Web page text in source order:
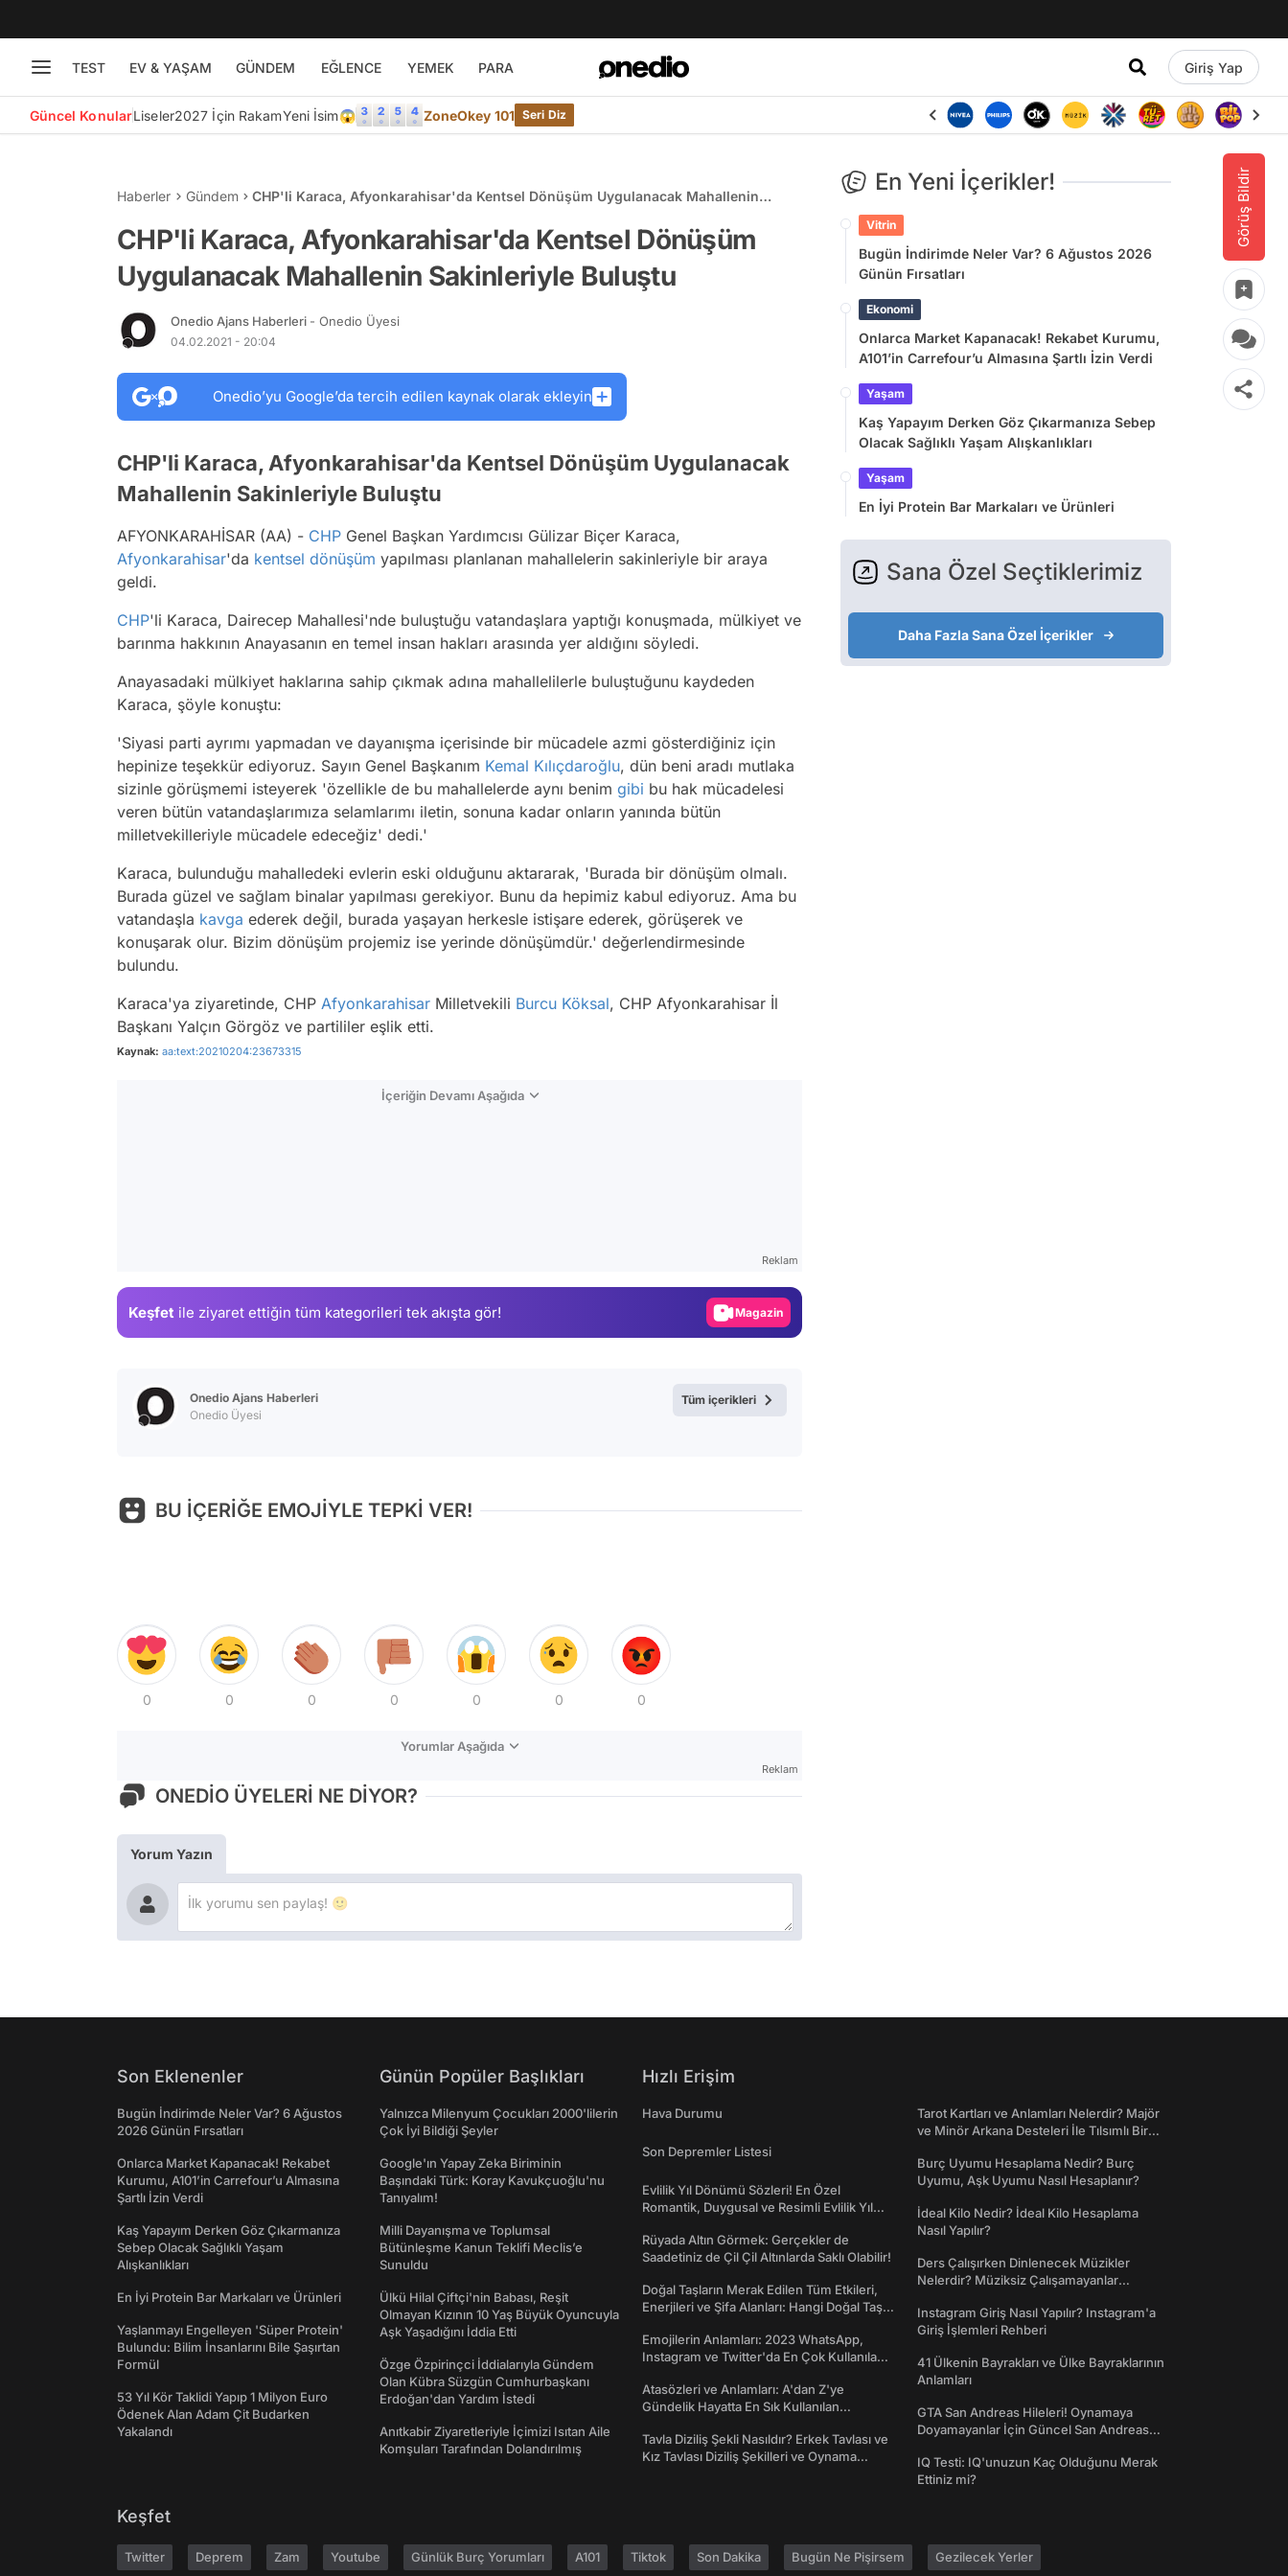
TEST EV & YAŞAM GÜNDEM EĞLENCE YEMEK PARA Giriş Yap
Güncel KonularLiseler2027 İçin RakamYeni İsim😱 ZoneOkey 101 Seri Diz
Görüş Bildir
Haberler Gündem
CHP'li Karaca, Afyonkarahisar'da Kentsel Dönüşüm Uygulanacak Mahallenin
CHP'li Karaca, Afyonkarahisar'da Kentsel Dönüşüm
Uygulanacak Mahallenin Sakinleriyle Buluştu
Onedio Ajans Haberleri - Onedio Üyesi
04.02.2021 - 20:04
Onedio’yu Google’da tercih edilen kaynak olarak ekleyin
CHP'li Karaca, Afyonkarahisar'da Kentsel Dönüşüm Uygulanacak
Mahallenin Sakinleriyle Buluştu
AFYONKARAHİSAR (AA) - CHP Genel Başkan Yardımcısı Gülizar Biçer Karaca,
Afyonkarahisar'da kentsel dönüşüm yapılması planlanan mahallelerin sakinleriyle bir araya
geldi.
CHP'li Karaca, Dairecep Mahallesi'nde buluştuğu vatandaşlara yaptığı konuşmada, mülkiyet ve
barınma hakkının Anayasanın en temel insan hakları arasında yer aldığını söyledi.
Anayasadaki mülkiyet haklarına sahip çıkmak adına mahallelilerle buluştuğunu kaydeden
Karaca, şöyle konuştu:
'Siyasi parti ayrımı yapmadan ve dayanışma içerisinde bir mücadele azmi gösterdiğiniz için
hepinize teşekkür ediyoruz. Sayın Genel Başkanım Kemal Kılıçdaroğlu, dün beni aradı mutlaka
sizinle görüşmemi isteyerek 'özellikle de bu mahallelerde aynı benim gibi bu hak mücadelesi
veren bütün vatandaşlarımıza selamlarımı iletin, sonuna kadar onların yanında bütün
milletvekilleriyle mücadele edeceğiz' dedi.'
Karaca, bulunduğu mahalledeki evlerin eski olduğunu aktararak, 'Burada bir dönüşüm olmalı.
Burada güzel ve sağlam binalar yapılması gerekiyor. Bunu da hepimiz kabul ediyoruz. Ama bu
vatandaşla kavga ederek değil, burada yaşayan herkesle istişare ederek, görüşerek ve
konuşarak olur. Bizim dönüşüm projemiz ise yerinde dönüşümdür.' değerlendirmesinde
bulundu.
Karaca'ya ziyaretinde, CHP Afyonkarahisar Milletvekili Burcu Köksal, CHP Afyonkarahisar İl
Başkanı Yalçın Görgöz ve partililer eşlik etti.
Kaynak: aa:text:20210204:23673315
İçeriğin Devamı Aşağıda
Reklam
Keşfet ile ziyaret ettiğin tüm kategorileri tek akışta gör! Magazin
Onedio Ajans Haberleri
Onedio Üyesi
Tüm içerikleri
BU İÇERİĞE EMOJİYLE TEPKİ VER!
0 0 0 0 0 0 0
Yorumlar Aşağıda
Reklam
ONEDİO ÜYELERİ NE DİYOR?
Yorum Yazın
En Yeni İçerikler!
Vitrin
Bugün İndirimde Neler Var? 6 Ağustos 2026
Günün Fırsatları
Ekonomi
Onlarca Market Kapanacak! Rekabet Kurumu,
A101’in Carrefour’u Almasına Şartlı İzin Verdi
Yaşam
Kaş Yapayım Derken Göz Çıkarmanıza Sebep
Olacak Sağlıklı Yaşam Alışkanlıkları
Yaşam
En İyi Protein Bar Markaları ve Ürünleri
Sana Özel Seçtiklerimiz
Daha Fazla Sana Özel İçerikler
Son Eklenenler
Bugün İndirimde Neler Var? 6 Ağustos
2026 Günün Fırsatları
Onlarca Market Kapanacak! Rekabet
Kurumu, A101’in Carrefour’u Almasına
Şartlı İzin Verdi
Kaş Yapayım Derken Göz Çıkarmanıza
Sebep Olacak Sağlıklı Yaşam
Alışkanlıkları
En İyi Protein Bar Markaları ve Ürünleri
Yaşlanmayı Engelleyen 'Süper Protein'
Bulundu: Bilim İnsanlarını Bile Şaşırtan
Formül
53 Yıl Kör Taklidi Yapıp 1 Milyon Euro
Ödenek Alan Adam Çit Budarken
Yakalandı
Günün Popüler Başlıkları
Yalnızca Milenyum Çocukları 2000'lilerin
Çok İyi Bildiği Şeyler
Google'ın Yapay Zeka Biriminin
Başındaki Türk: Koray Kavukçuoğlu'nu
Tanıyalım!
Milli Dayanışma ve Toplumsal
Bütünleşme Kanun Teklifi Meclis’e
Sunuldu
Ülkü Hilal Çiftçi'nin Babası, Reşit
Olmayan Kızının 10 Yaş Büyük Oyuncuyla
Aşk Yaşadığını İddia Etti
Özge Özpirinçci İddialarıyla Gündem
Olan Kübra Süzgün Cumhurbaşkanı
Erdoğan'dan Yardım İstedi
Anıtkabir Ziyaretleriyle İçimizi Isıtan Aile
Komşuları Tarafından Dolandırılmış
Hızlı Erişim
Hava Durumu
Son Depremler Listesi
Evlilik Yıl Dönümü Sözleri! En Özel
Romantik, Duygusal ve Resimli Evlilik Yıl
Rüyada Altın Görmek: Gerçekler de
Saadetiniz de Çil Çil Altınlarda Saklı Olabilir!
Doğal Taşların Merak Edilen Tüm Etkileri,
Enerjileri ve Şifa Alanları: Hangi Doğal Taş
Emojilerin Anlamları: 2023 WhatsApp,
Instagram ve Twitter'da En Çok Kullanılan
Atasözleri ve Anlamları: A'dan Z'ye
Gündelik Hayatta En Sık Kullanılan
Tavla Diziliş Şekli Nasıldır? Erkek Tavlası ve
Kız Tavlası Diziliş Şekilleri ve Oynama
Tarot Kartları ve Anlamları Nelerdir? Majör
ve Minör Arkana Desteleri İle Tılsımlı Bir
Burç Uyumu Hesaplama Nedir? Burç
Uyumu, Aşk Uyumu Nasıl Hesaplanır?
İdeal Kilo Nedir? İdeal Kilo Hesaplama
Nasıl Yapılır?
Ders Çalışırken Dinlenecek Müzikler
Nelerdir? Müziksiz Çalışamayanlar
Instagram Giriş Nasıl Yapılır? Instagram'a
Giriş İşlemleri Rehberi
41 Ülkenin Bayrakları ve Ülke Bayraklarının
Anlamları
GTA San Andreas Hileleri! Oynamaya
Doyamayanlar İçin Güncel San Andreas
IQ Testi: IQ'unuzun Kaç Olduğunu Merak
Ettiniz mi?
Keşfet
Twitter Deprem Zam Youtube Günlük Burç Yorumları A101 Tiktok Son Dakika Bugün Ne Pişirsem Gezilecek Yerler